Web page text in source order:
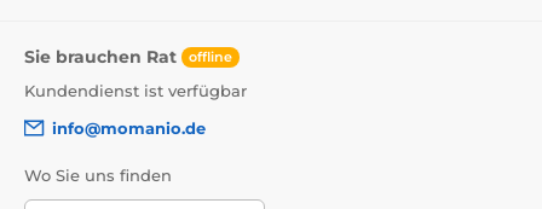
Sie brauchen Rat offline
Kundendienst ist verfügbar
info@momanio.de
Wo Sie uns finden